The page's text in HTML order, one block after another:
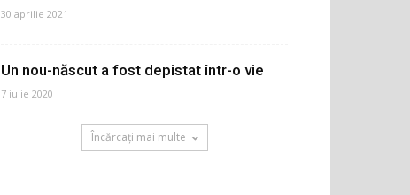
30 aprilie 2021
Un nou-născut a fost depistat într-o vie
7 iulie 2020
Încărcați mai multe